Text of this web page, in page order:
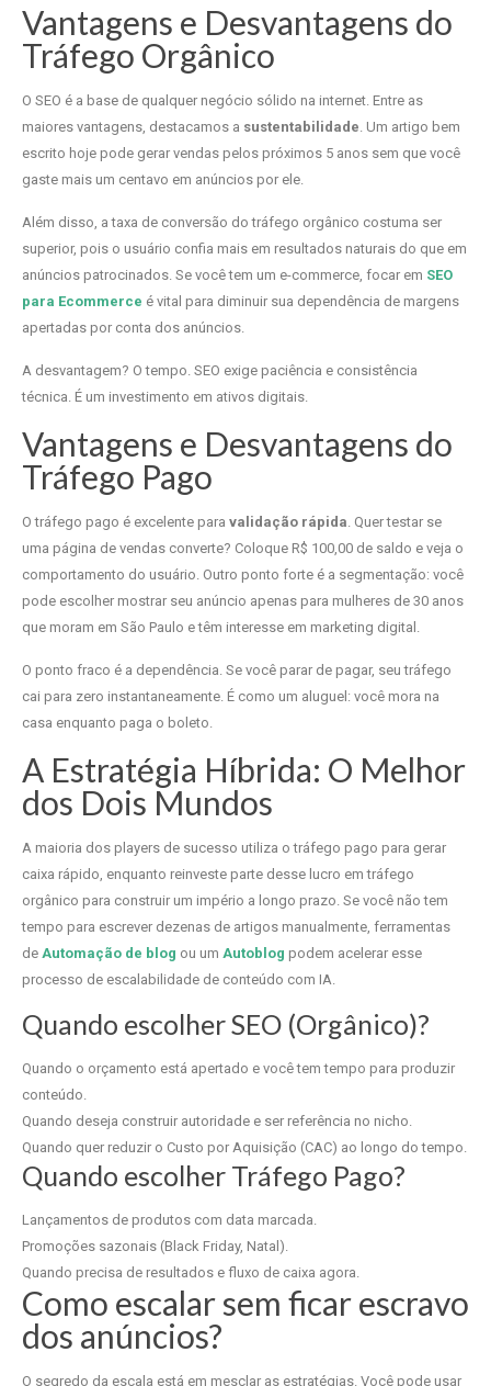
Vantagens e Desvantagens do
Tráfego Orgânico
O SEO é a base de qualquer negócio sólido na internet. Entre as
maiores vantagens, destacamos a sustentabilidade . Um artigo bem
escrito hoje pode gerar vendas pelos próximos 5 anos sem que você
gaste mais um centavo em anúncios por ele.
Além disso, a taxa de conversão do tráfego orgânico costuma ser
superior, pois o usuário confia mais em resultados naturais do que em
anúncios patrocinados. Se você tem um e-commerce, focar em SEO
para Ecommerce é vital para diminuir sua dependência de margens
apertadas por conta dos anúncios.
A desvantagem? O tempo. SEO exige paciência e consistência
técnica. É um investimento em ativos digitais.
Vantagens e Desvantagens do
Tráfego Pago
O tráfego pago é excelente para validação rápida . Quer testar se
uma página de vendas converte? Coloque R$ 100,00 de saldo e veja o
comportamento do usuário. Outro ponto forte é a segmentação: você
pode escolher mostrar seu anúncio apenas para mulheres de 30 anos
que moram em São Paulo e têm interesse em marketing digital.
O ponto fraco é a dependência. Se você parar de pagar, seu tráfego
cai para zero instantaneamente. É como um aluguel: você mora na
casa enquanto paga o boleto.
A Estratégia Híbrida: O Melhor
dos Dois Mundos
A maioria dos players de sucesso utiliza o tráfego pago para gerar
caixa rápido, enquanto reinveste parte desse lucro em tráfego
orgânico para construir um império a longo prazo. Se você não tem
tempo para escrever dezenas de artigos manualmente, ferramentas
de Automação de blog ou um Autoblog podem acelerar esse
processo de escalabilidade de conteúdo com IA.
Quando escolher SEO (Orgânico)?
Quando o orçamento está apertado e você tem tempo para produzir
conteúdo.
Quando deseja construir autoridade e ser referência no nicho.
Quando quer reduzir o Custo por Aquisição (CAC) ao longo do tempo.
Quando escolher Tráfego Pago?
Lançamentos de produtos com data marcada.
Promoções sazonais (Black Friday, Natal).
Quando precisa de resultados e fluxo de caixa agora.
Como escalar sem ficar escravo
dos anúncios?
O segredo da escala está em mesclar as estratégias. Você pode usar